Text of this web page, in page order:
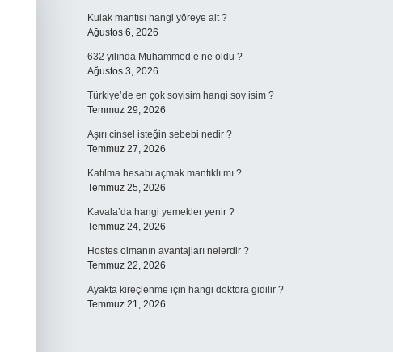
Kulak mantısı hangi yöreye ait ?
Ağustos 6, 2026
632 yılında Muhammed’e ne oldu ?
Ağustos 3, 2026
Türkiye’de en çok soyisim hangi soy isim ?
Temmuz 29, 2026
Aşırı cinsel isteğin sebebi nedir ?
Temmuz 27, 2026
Katılma hesabı açmak mantıklı mı ?
Temmuz 25, 2026
Kavala’da hangi yemekler yenir ?
Temmuz 24, 2026
Hostes olmanın avantajları nelerdir ?
Temmuz 22, 2026
Ayakta kireçlenme için hangi doktora gidilir ?
Temmuz 21, 2026